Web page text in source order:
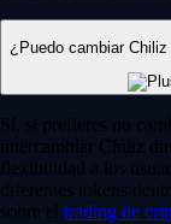
¿Puedo cambiar
Sí, si prefieres no
intercambiar Chiliz
flexibilidad a los
diferentes tokens
sobre el trading de